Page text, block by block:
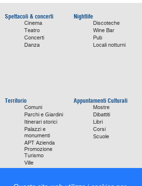
Spettacoli & concerti
Cinema
Teatro
Concerti
Danza
Nightlife
Discoteche
Wine Bar
Pub
Locali notturni
Territorio
Comuni
Parchi e Giardini
Itinerari storici
Palazzi e
monumenti
APT Azienda
Promozione
Turismo
Ville
Chiese
Storie di Successo
Appuntamenti Culturali
Mostre
Dibattiti
Libri
Corsi
Scuole